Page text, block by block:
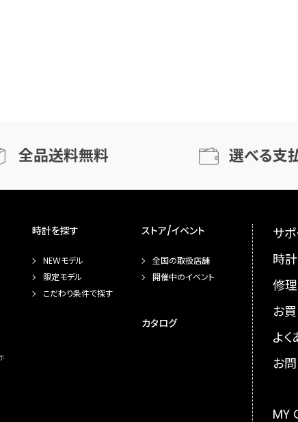
全品送料無料 選べる支
時計を探す
NEWモデル
限定モデル
こだわり条件で探す
ストア/イベント
全国の取扱店舗
開催中のイベント
カタログ
サ
時
修理
お
よ
お
MY